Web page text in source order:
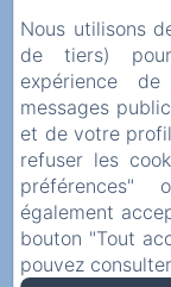
Manoir de
Nous utilisons
de tiers)
expérience
messages
et de votre
refuser les
préférences"
également
bouton "Tout
pouvez